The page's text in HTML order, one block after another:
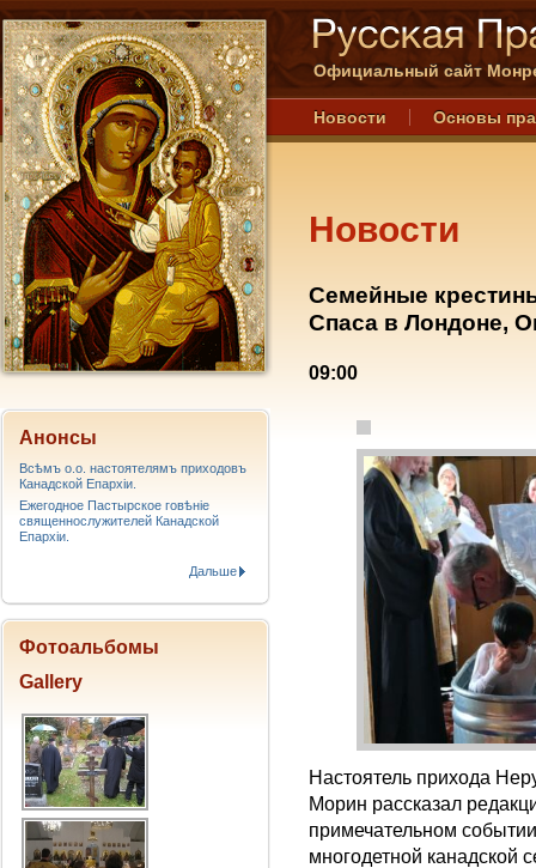
Официальный сайт
Новости Основы
Новости
Семейные
Спаса в Лондоне,
09:00
Настоятель прихода
Морин рассказал
примечательном
многодетной канадской
Анонсы
Всѣмъ о.о. настоятелямъ приходовъ
Канадской Епархiи.
Ежегодное Пастырское говѣніе
священнослужителей Канадской
Епархіи.
Дальше
Фотоальбомы
Gallery